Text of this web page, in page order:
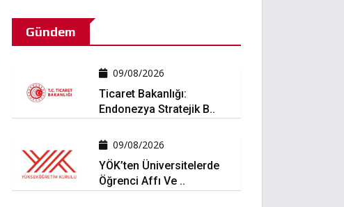
Gündem
09/08/2026
Ticaret Bakanlığı:
Endonezya Stratejik B..
09/08/2026
YÖK’ten Üniversitelerde
Öğrenci Affı Ve ..